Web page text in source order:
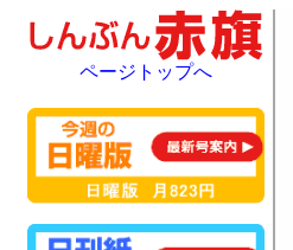
ページトップへ